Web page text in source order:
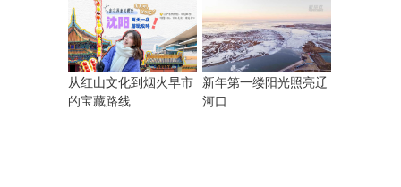
从红山文化到烟火早市
的宝藏路线
新年第一缕阳光照亮辽
河口